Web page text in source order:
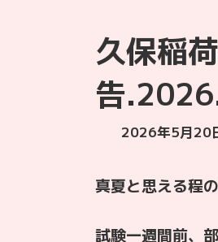
久保稲
告
最
新
時
2026年5月20
真夏と思える程
試験一週間前、